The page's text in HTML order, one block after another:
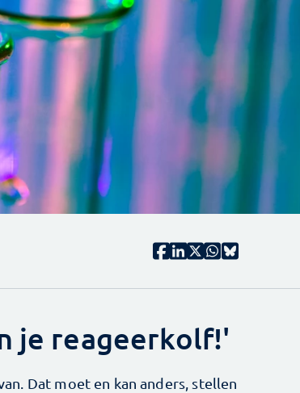
je reageerkolf!'
Dat moet en kan anders, stellen